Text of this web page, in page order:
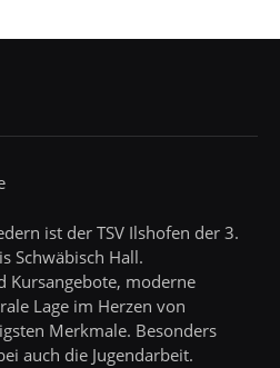
ist der TSV Ilshofen der 3.
Schwäbisch Hall.
Kursangebote, moderne
Lage im Herzen von
Merkmale. Besonders
auch die Jugendarbeit.